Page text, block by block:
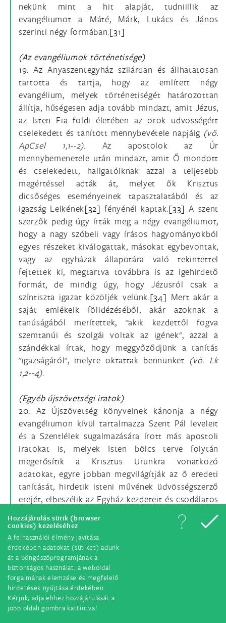
Hozzájárulás sütik (browser
cookies) kezeléséhez
A felhasználói élmény javítása
érdekében adatokat (sütiket) adunk
át a böngészőprogramjának a
biztonságos használat, a weboldal
forgalmának elemzése és megfelelő
hirdetések nyújtása érdekében.
Kérjük, adja ehhez hozzájárulását a
jobb oldali gombra kattintva!
nekünk mint a hit alapját, tudniillik az
evangéliumot a Máté, Márk, Lukács és János
szerinti négy formában.[31]
(Az evangéliumok történetisége)
19. Az Anyaszentegyház szilárdan és állhatatosan
tartotta és tartja, hogy az említett négy
evangélium, melyek történetiségét határozottan
állítja, hűségesen adja tovább mindazt, amit Jézus,
az Isten Fia földi életében az örök üdvösségért
cselekedett és tanított mennybevétele napjáig (vö.
ApCsel 1,1--2). Az apostolok az Úr
mennybemenetele után mindazt, amit Ő mondott
és cselekedett, hallgatóiknak azzal a teljesebb
megértéssel adták át, melyet ők Krisztus
dicsőséges eseményeinek tapasztalatából és az
igazság Lelkének[32] fényénél kaptak.[33] A szent
szerzők pedig úgy írták meg a négy evangéliumot,
hogy a nagy szóbeli vagy írásos hagyományokból
egyes részeket kiválogattak, másokat egybevontak,
vagy az egyházak állapotára való tekintettel
fejtettek ki, megtartva továbbra is az igehirdető
formát, de mindig úgy, hogy Jézusról csak a
színtiszta igazat közöljék velünk.[34] Mert akár a
saját emlékeik fölidézéséből, akár azoknak a
tanúságából merítettek, "akik kezdettől fogva
szemtanúi és szolgái voltak az igének", azzal a
szándékkal írtak, hogy meggyőződjünk a tanítás
"igazságáról", melyre oktattak bennünket (vö. Lk
1,2--4).
(Egyéb újszövetségi iratok)
20. Az Újszövetség könyveinek kánonja a négy
evangéliumon kívül tartalmazza Szent Pál leveleit
és a Szentlélek sugalmazására írott más apostoli
iratokat is, melyek Isten bölcs terve folytán
megerősítik a Krisztus Urunkra vonatkozó
adatokat, egyre jobban megvilágítják az ő eredeti
tanítását, hirdetik isteni művének üdvösségszerző
erejét, elbeszélik az Egyház kezdeteit és csodálatos
elterjedését, s megjövendölik dicsőséges
beteljesülését.
Az Úr Jézus ugyanis ígéretéhez híven apostolaival
volt(vö. Mt 28,20), és elküldte nekik a Vigasztaló
Lelket, hogy elvezesse őket a teljes igazságra
Jn 16,13).